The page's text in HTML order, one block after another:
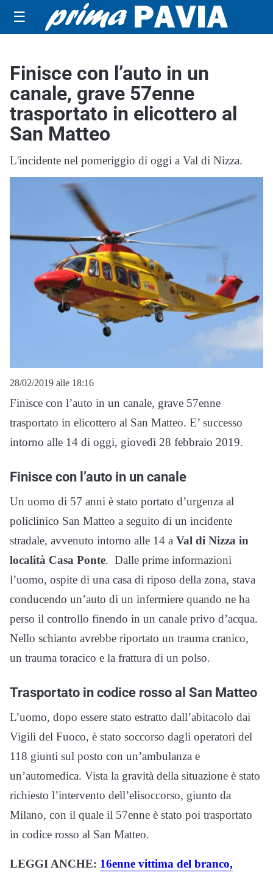
☰
Finisce con l’auto in un
canale, grave 57enne
trasportato in elicottero al
San Matteo
L'incidente nel pomeriggio di oggi a Val di Nizza.
28/02/2019 alle 18:16
Finisce con l’auto in un canale, grave 57enne
trasportato in elicottero al San Matteo. E’ successo
intorno alle 14 di oggi, giovedì 28 febbraio 2019.
Finisce con l’auto in un canale
Un uomo di 57 anni è stato portato d’urgenza al
policlinico San Matteo a seguito di un incidente
stradale, avvenuto intorno alle 14 a Val di Nizza in
località Casa Ponte. Dalle prime informazioni
l’uomo, ospite di una casa di riposo della zona, stava
conducendo un’auto di un infermiere quando ne ha
perso il controllo finendo in un canale privo d’acqua.
Nello schianto avrebbe riportato un trauma cranico,
un trauma toracico e la frattura di un polso.
Trasportato in codice rosso al San Matteo
L’uomo, dopo essere stato estratto dall’abitacolo dai
Vigili del Fuoco, è stato soccorso dagli operatori del
118 giunti sul posto con un’ambulanza e
un’automedica. Vista la gravità della situazione è stato
richiesto l’intervento dell’elisoccorso, giunto da
Milano, con il quale il 57enne è stato poi trasportato
in codice rosso al San Matteo.
LEGGI ANCHE: 16enne vittima del branco,